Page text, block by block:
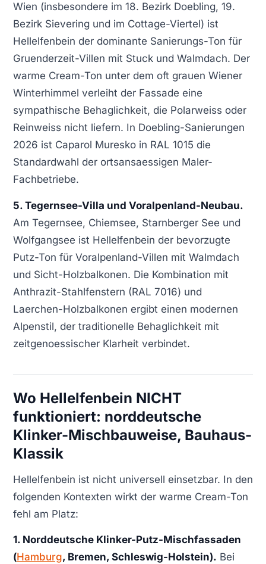
Wien (insbesondere im 18. Bezirk Doebling, 19.
Bezirk Sievering und im Cottage-Viertel) ist
Hellelfenbein der dominante Sanierungs-Ton für
Gruenderzeit-Villen mit Stuck und Walmdach. Der
warme Cream-Ton unter dem oft grauen Wiener
Winterhimmel verleiht der Fassade eine
sympathische Behaglichkeit, die Polarweiss oder
Reinweiss nicht liefern. In Doebling-Sanierungen
2026 ist Caparol Muresko in RAL 1015 die
Standardwahl der ortsansaessigen Maler-
Fachbetriebe.
5. Tegernsee-Villa und Voralpenland-Neubau.
Am Tegernsee, Chiemsee, Starnberger See und
Wolfgangsee ist Hellelfenbein der bevorzugte
Putz-Ton für Voralpenland-Villen mit Walmdach
und Sicht-Holzbalkonen. Die Kombination mit
Anthrazit-Stahlfenstern (RAL 7016) und
Laerchen-Holzbalkonen ergibt einen modernen
Alpenstil, der traditionelle Behaglichkeit mit
zeitgenoessischer Klarheit verbindet.
Wo Hellelfenbein NICHT
funktioniert: norddeutsche
Klinker-Mischbauweise, Bauhaus-
Klassik
Hellelfenbein ist nicht universell einsetzbar. In den
folgenden Kontexten wirkt der warme Cream-Ton
fehl am Platz:
1. Norddeutsche Klinker-Putz-Mischfassaden
(Hamburg, Bremen, Schleswig-Holstein). Bei